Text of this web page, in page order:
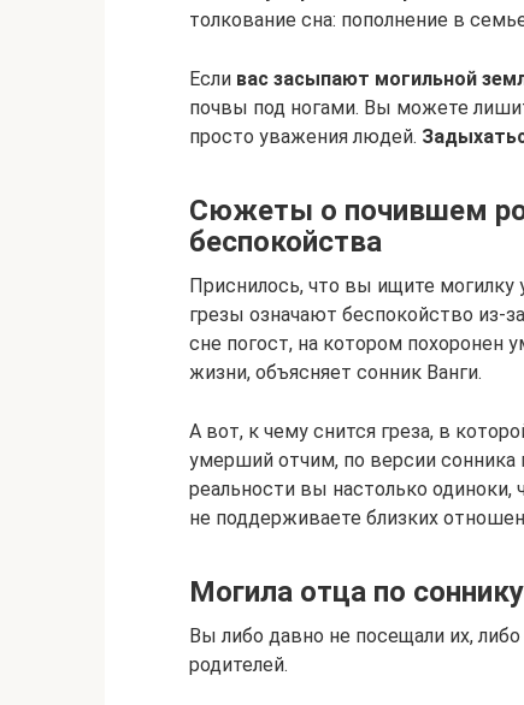
толкование сна: пополнение в
Если вас засыпают могильной
почвы под ногами. Вы можете
просто уважения людей.
Сюжеты о почившем
беспокойства
Приснилось, что вы ищите
грезы означают беспокойство из-
сне погост, на котором похоронен
жизни, объясняет сонник Ванги.
А вот, к чему снится греза, в
умерший отчим, по версии сонника
реальности вы настолько
не поддерживаете близких
Могила отца по соннику
Вы либо давно не посещали их,
родителей.